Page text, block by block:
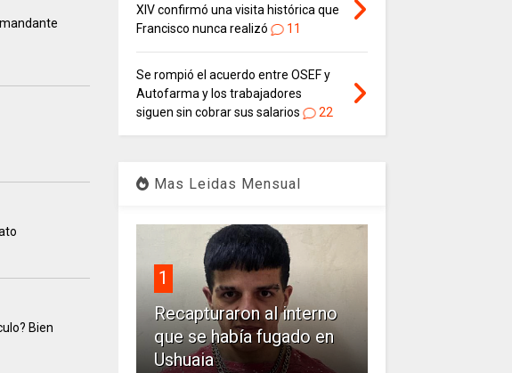
Bien
XIV confirmó una visita histórica que
Francisco nunca realizó
11
Se rompió el acuerdo entre OSEF y
Autofarma y los trabajadores
siguen sin cobrar sus salarios
22
Mas Leidas Mensual
1
Recapturaron al interno
que se había fugado en
Ushuaia